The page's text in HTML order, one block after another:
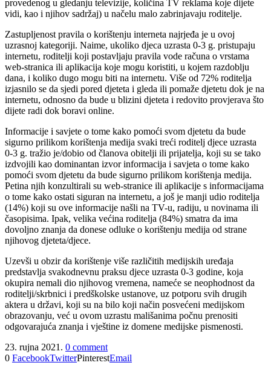
provedenog u gledanju televizije, količina TV reklama koje dijete
vidi, kao i njihov sadržaj) u načelu malo zabrinjavaju roditelje.
Zastupljenost pravila o korištenju interneta najrjeđa je u ovoj
uzrasnoj kategoriji. Naime, ukoliko djeca uzrasta 0-3 g. pristupaju
internetu, roditelji koji postavljaju pravila vode računa o vrstama
web-stranica ili aplikacija koje mogu koristiti, u kojem razdoblju
dana, i koliko dugo mogu biti na internetu. Više od 72% roditelja
izjasnilo se da sjedi pored djeteta i gleda ili pomaže djetetu dok je na
internetu, odnosno da bude u blizini djeteta i redovito provjerava što
dijete radi dok boravi online.
Informacije i savjete o tome kako pomoći svom djetetu da bude
sigurno prilikom korištenja medija svaki treći roditelj djece uzrasta
0-3 g. tražio je/dobio od članova obitelji ili prijatelja, koji su se tako
izdvojili kao dominantan izvor informacija i savjeta o tome kako
pomoći svom djetetu da bude sigurno prilikom korištenja medija.
Petina njih konzultirali su web-stranice ili aplikacije s informacijama
o tome kako ostati siguran na internetu, a još je manji udio roditelja
(14%) koji su ove informacije našli na TV-u, radiju, u novinama ili
časopisima. Ipak, velika većina roditelja (84%) smatra da ima
dovoljno znanja da donese odluke o korištenju medija od strane
njihovog djeteta/djece.
Uzevši u obzir da korištenje više različitih medijskih uređaja
predstavlja svakodnevnu praksu djece uzrasta 0-3 godine, koja
okupira nemali dio njihovog vremena, nameće se neophodnost da
roditelji/skrbnici i predškolske ustanove, uz potporu svih drugih
aktera u državi, koji su na bilo koji način posvećeni medijskom
obrazovanju, već u ovom uzrastu mališanima počnu prenositi
odgovarajuća znanja i vještine iz domene medijske pismenosti.
23. rujna 2021. 0 comment
0 FacebookTwitterPinterestEmail